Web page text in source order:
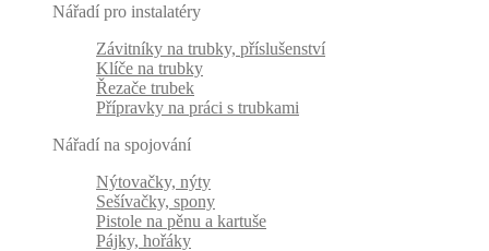
Nářadí pro instalatéry
Závitníky na trubky, příslušenství
Klíče na trubky
Řezače trubek
Přípravky na práci s trubkami
Nářadí na spojování
Nýtovačky, nýty
Sešívačky, spony
Pistole na pěnu a kartuše
Pájky, hořáky